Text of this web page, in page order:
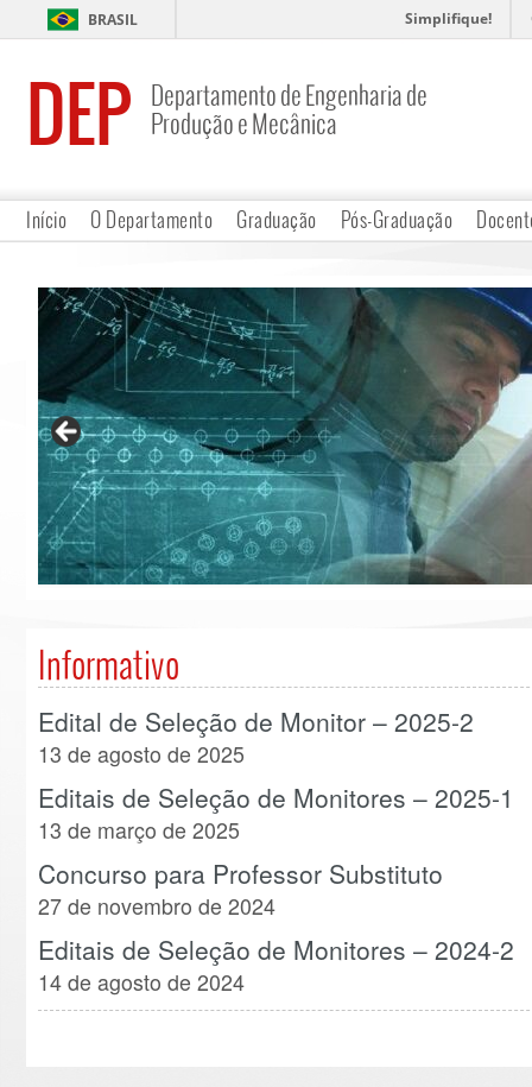
BRASIL Simplifique!
DEP
Departamento de Engenharia de
Produção e Mecânica
Início O Departamento Graduação Pós-Graduação
Informativo
Edital de Seleção de Monitor – 2025-2
13 de agosto de 2025
Editais de Seleção de Monitores – 2025-1
13 de março de 2025
Concurso para Professor Substituto
27 de novembro de 2024
Editais de Seleção de Monitores – 2024-2
14 de agosto de 2024